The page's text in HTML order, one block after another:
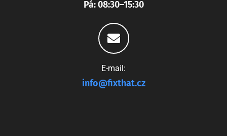
Pá: 08:30–15:30
E-mail:
info@fixthat.cz